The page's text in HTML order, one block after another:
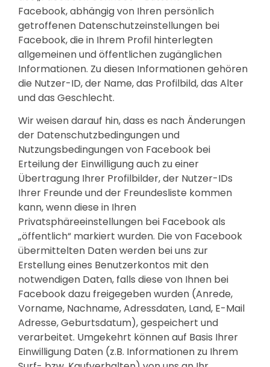
Facebook, abhängig von Ihren persönlich
getroffenen Datenschutzeinstellungen bei
Facebook, die in Ihrem Profil hinterlegten
allgemeinen und öffentlichen zugänglichen
Informationen. Zu diesen Informationen gehören
die Nutzer-ID, der Name, das Profilbild, das Alter
und das Geschlecht.
Wir weisen darauf hin, dass es nach Änderungen
der Datenschutzbedingungen und
Nutzungsbedingungen von Facebook bei
Erteilung der Einwilligung auch zu einer
Übertragung Ihrer Profilbilder, der Nutzer-IDs
Ihrer Freunde und der Freundesliste kommen
kann, wenn diese in Ihren
Privatsphäreeinstellungen bei Facebook als
„öffentlich“ markiert wurden. Die von Facebook
übermittelten Daten werden bei uns zur
Erstellung eines Benutzerkontos mit den
notwendigen Daten, falls diese von Ihnen bei
Facebook dazu freigegeben wurden (Anrede,
Vorname, Nachname, Adressdaten, Land, E-Mail
Adresse, Geburtsdatum), gespeichert und
verarbeitet. Umgekehrt können auf Basis Ihrer
Einwilligung Daten (z.B. Informationen zu Ihrem